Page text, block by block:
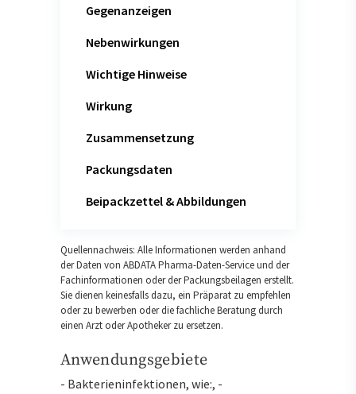
Gegenanzeigen
Nebenwirkungen
Wichtige Hinweise
Wirkung
Zusammensetzung
Packungsdaten
Beipackzettel & Abbildungen
Quellennachweis: Alle Informationen werden anhand
der Daten von ABDATA Pharma-Daten-Service und der
Fachinformationen oder der Packungsbeilagen erstellt.
Sie dienen keinesfalls dazu, ein Präparat zu empfehlen
oder zu bewerben oder die fachliche Beratung durch
einen Arzt oder Apotheker zu ersetzen.
Anwendungsgebiete
- Bakterieninfektionen, wie:, -